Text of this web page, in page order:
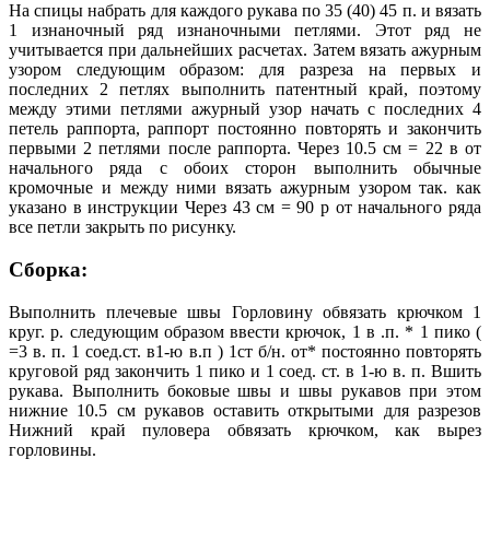
На спицы набрать для каждого рукава по 35 (40) 45 п. и вязать
1 изнаночный ряд изнаночными петлями. Этот ряд не
учитывается при дальнейших расчетах. Затем вязать ажурным
узором следующим образом: для разреза на первых и
последних 2 петлях выполнить патентный край, поэтому
между этими петлями ажурный узор начать с последних 4
петель раппорта, раппорт постоянно повторять и закончить
первыми 2 петлями после раппорта. Через 10.5 см = 22 в от
начального ряда с обоих сторон выполнить обычные
кромочные и между ними вязать ажурным узором так. как
указано в инструкции Через 43 см = 90 р от начального ряда
все петли закрыть по рисунку.
Сборка:
Выполнить плечевые швы Горловину обвязать крючком 1
круг. р. следующим образом ввести крючок, 1 в .п. * 1 пико (
=3 в. п. 1 соед.ст. в1-ю в.п ) 1ст б/н. от* постоянно повторять
круговой ряд закончить 1 пико и 1 соед. ст. в 1-ю в. п. Вшить
рукава. Выполнить боковые швы и швы рукавов при этом
нижние 10.5 см рукавов оставить открытыми для разрезов
Нижний край пуловера обвязать крючком, как вырез
горловины.